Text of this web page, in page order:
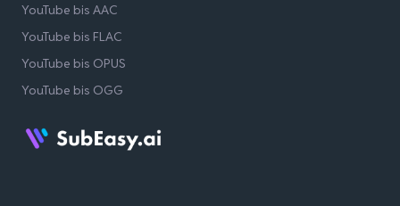
YouTube bis AAC
YouTube bis FLAC
YouTube bis OPUS
YouTube bis OGG